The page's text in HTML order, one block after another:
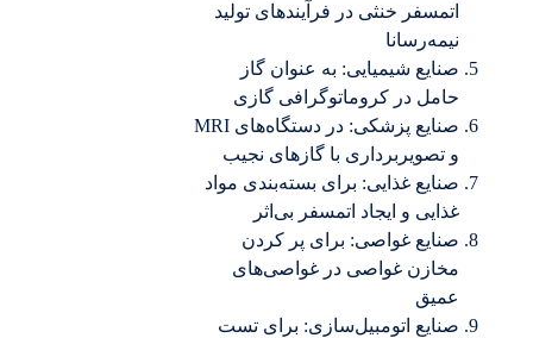
اتمسفر خنثی در فرآیندهای تولید
نیمه‌رسانا
صنایع شیمیایی: به عنوان گاز
حامل در کروماتوگرافی گازی
صنایع پزشکی: در دستگاه‌های MRI
و تصویربرداری با گازهای نجیب
صنایع غذایی: برای بسته‌بندی مواد
غذایی و ایجاد اتمسفر بی‌اثر
صنایع غواصی: برای پر کردن
مخازن غواصی در غواصی‌های
عمیق
صنایع اتومبیل‌سازی: برای تست